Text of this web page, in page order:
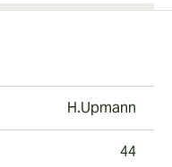
H.Upmann
44